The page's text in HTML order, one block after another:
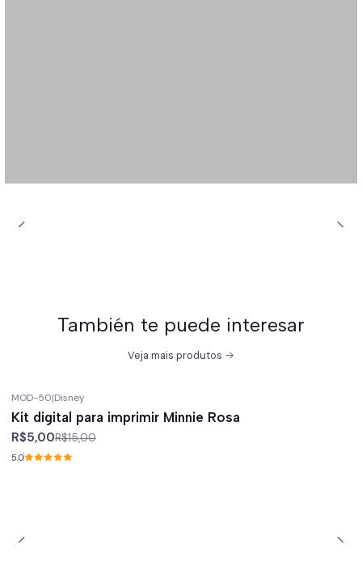
También te puede interesar
Veja mais produtos
MOD-50|Disney
Kit digital para imprimir Minnie Rosa
R$5,00R$15,00
5.0